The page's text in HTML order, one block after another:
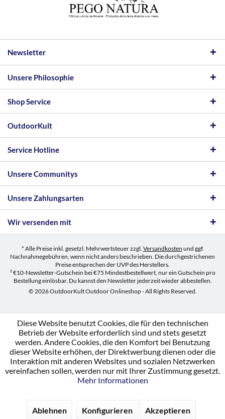
Newsletter
Unsere Philosophie
Shop Service
OutdoorKult
Service Hotline
Unsere Communitys
Unsere Zahlungsarten
Wir versenden mit
* Alle Preise inkl. gesetzl. Mehrwertsteuer zzgl. Versandkosten und ggf.
Nachnahmegebühren, wenn nicht anders beschrieben. Die durchgestrichenen
Preise entsprechen der UVP des Herstellers.
² €10-Newsletter-Gutschein bei €75 Mindestbestellwert, nur ein Gutschein pro
Bestellung einlösbar. Du kannst den Newsletter jederzeit wieder abbestellen.
© 2026 OutdoorKult Outdoor Onlineshop - All Rights Reserved.
Diese Website benutzt Cookies, die für den technischen
Betrieb der Website erforderlich sind und stets gesetzt
werden. Andere Cookies, die den Komfort bei Benutzung
dieser Website erhöhen, der Direktwerbung dienen oder die
Interaktion mit anderen Websites und sozialen Netzwerken
vereinfachen sollen, werden nur mit Ihrer Zustimmung gesetzt.
Mehr Informationen
Ablehnen Konfigurieren Akzeptieren